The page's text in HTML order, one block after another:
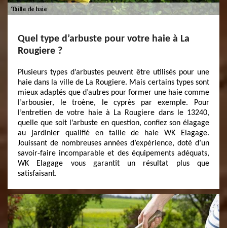
Quel type d’arbuste pour votre haie à La
Rougiere ?
Plusieurs types d’arbustes peuvent être utilisés pour une
haie dans la ville de La Rougiere. Mais certains types sont
mieux adaptés que d’autres pour former une haie comme
l’arbousier, le troène, le cyprès par exemple. Pour
l’entretien de votre haie à La Rougiere dans le 13240,
quelle que soit l’arbuste en question, confiez son élagage
au jardinier qualifié en taille de haie WK Elagage.
Jouissant de nombreuses années d’expérience, doté d’un
savoir-faire incomparable et des équipements adéquats,
WK Elagage vous garantit un résultat plus que
satisfaisant.